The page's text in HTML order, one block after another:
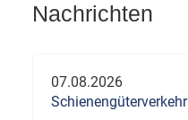
Nachrichten
07.08.2026
Schienengüterverkehr